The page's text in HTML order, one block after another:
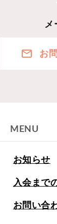
メ
お
MENU
お知らせ
入会まで
お問い合